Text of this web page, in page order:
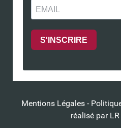
Mentions Légales -
réalisé par